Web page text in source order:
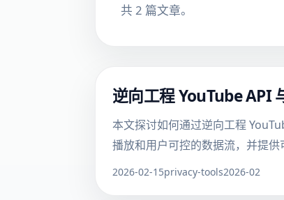
共 2 篇文章。
逆向工程 YouTube API
本文探讨如何通过逆向工程
播放和用户可控的数据流，并提供
2026-02-15privacy-tools2026-02